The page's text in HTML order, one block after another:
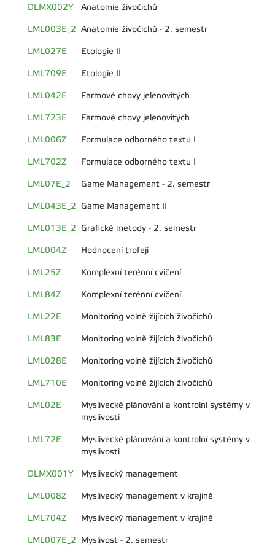
DLMX002Y Anatomie živočichů
LML003E_2 Anatomie živočichů - 2. semestr
LML027E Etologie II
LML709E Etologie II
LML042E Farmové chovy jelenovitých
LML723E Farmové chovy jelenovitých
LML006Z Formulace odborného textu I
LML702Z Formulace odborného textu I
LML07E_2 Game Management - 2. semestr
LML043E_2 Game Management II
LML013E_2 Grafické metody - 2. semestr
LML004Z Hodnocení trofejí
LML25Z Komplexní terénní cvičení
LML84Z Komplexní terénní cvičení
LML22E Monitoring volně žijících živočichů
LML83E Monitoring volně žijících živočichů
LML028E Monitoring volně žijících živočichů
LML710E Monitoring volně žijících živočichů
LML02E
Myslivecké plánování a kontrolní systémy v
myslivosti
LML72E
Myslivecké plánování a kontrolní systémy v
myslivosti
DLMX001Y Myslivecký management
LML008Z Myslivecký management v krajině
LML704Z Myslivecký management v krajině
LML007E_2 Myslivost - 2. semestr